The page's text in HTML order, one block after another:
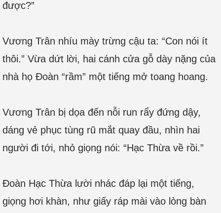
được?”
Vương Trân nhíu mày trừng cậu ta: “Con nói ít
thôi.” Vừa dứt lời, hai cánh cửa gỗ dày nặng của
nhà họ Đoàn “rầm” một tiếng mở toang hoang.
Vương Trân bị dọa đến nỗi run rẩy đứng dậy,
dáng vẻ phục tùng rũ mắt quay đầu, nhìn hai
người đi tới, nhỏ giọng nói: “Hạc Thừa về rồi.”
Đoàn Hạc Thừa lười nhác đáp lại một tiếng,
giọng hơi khàn, như giấy ráp mài vào lòng bàn